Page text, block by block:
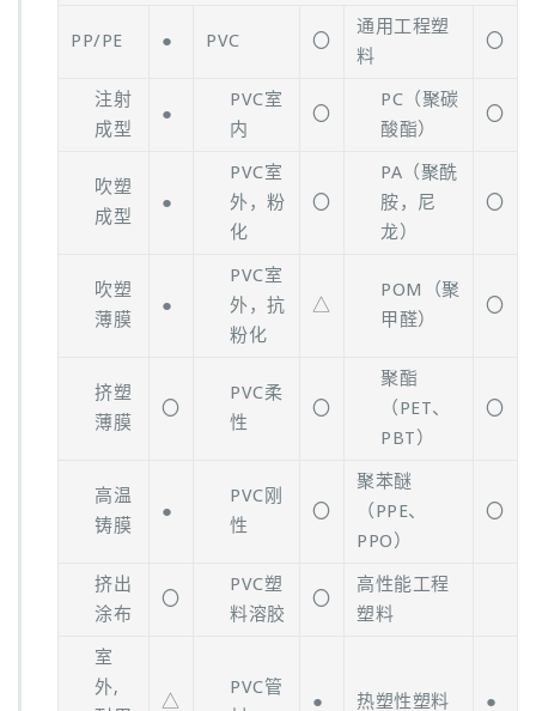
PP/PE ● PVC 〇
通用工程塑
料
〇
注射
成型
●
PVC室
内
〇
PC（聚碳
酸酯）
〇
吹塑
成型
●
PVC室
外，粉
化
〇
PA（聚酰
胺，尼
龙）
〇
吹塑
薄膜
●
PVC室
外，抗
粉化
△
POM（聚
甲醛）
〇
挤塑
薄膜
〇
PVC柔
性
〇
聚酯
（PET、
PBT）
〇
高温
铸膜
●
PVC刚
性
〇
聚苯醚
（PPE、
PPO）
〇
挤出
涂布
〇
PVC塑
料溶胶
〇
高性能工程
塑料
室
外,
△
PVC管
● 热塑性塑料 ●